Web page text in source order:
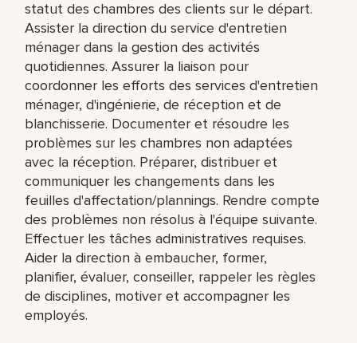
statut des chambres des clients sur le départ.
Assister la direction du service d'entretien
ménager dans la gestion des activités
quotidiennes. Assurer la liaison pour
coordonner les efforts des services d'entretien
ménager, d'ingénierie, de réception et de
blanchisserie. Documenter et résoudre les
problèmes sur les chambres non adaptées
avec la réception. Préparer, distribuer et
communiquer les changements dans les
feuilles d'affectation/plannings. Rendre compte
des problèmes non résolus à l'équipe suivante.
Effectuer les tâches administratives requises.
Aider la direction à embaucher, former,
planifier, évaluer, conseiller, rappeler les règles
de disciplines, motiver et accompagner les
employés.